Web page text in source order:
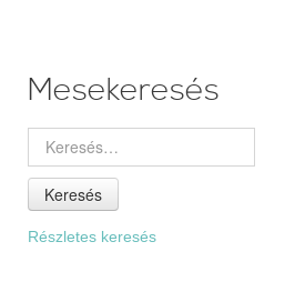
Mesekeresés
Keresés
Részletes keresés